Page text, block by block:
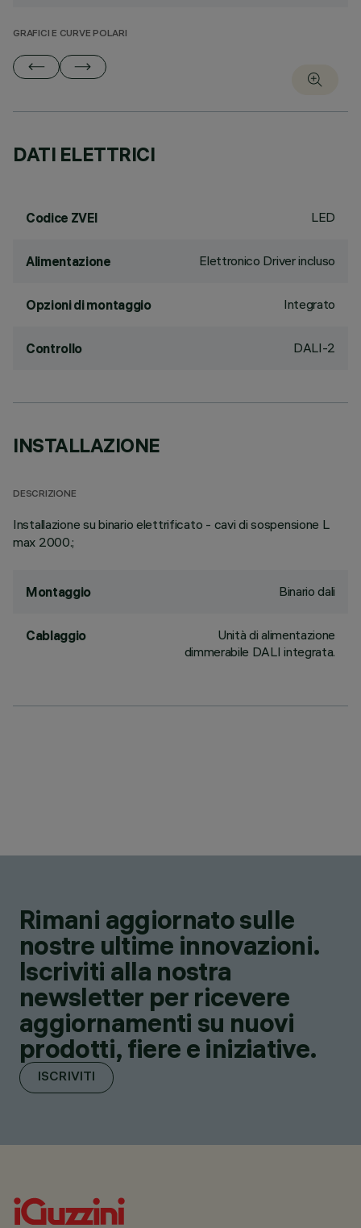
GRAFICI E CURVE POLARI
DATI ELETTRICI
Codice ZVEI LED
Alimentazione Elettronico Driver incluso
Opzioni di montaggio Integrato
Controllo DALI-2
INSTALLAZIONE
DESCRIZIONE
Installazione su binario elettrificato - cavi di sospensione L
max 2000.;
Montaggio Binario dali
Cablaggio
Unità di alimentazione
dimmerabile DALI integrata.
Rimani aggiornato sulle
nostre ultime innovazioni.
Iscriviti alla nostra
newsletter per ricevere
aggiornamenti su nuovi
prodotti, fiere e iniziative.
ISCRIVITI